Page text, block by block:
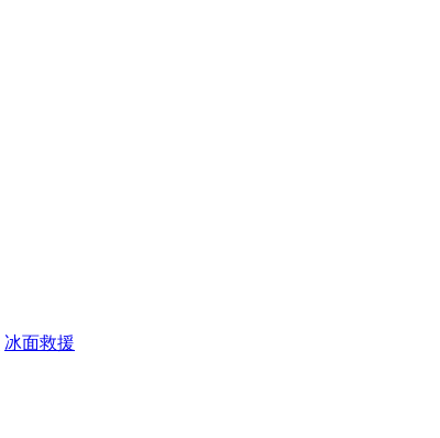
冰面救援